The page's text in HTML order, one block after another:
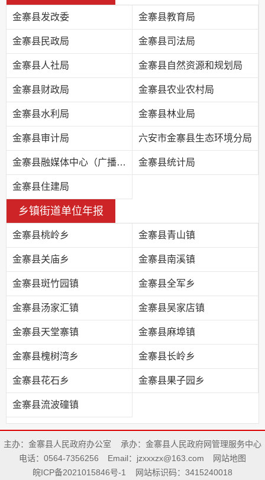
金寨县发改委 金寨县教育局
金寨县民政局 金寨县司法局
金寨县人社局 金寨县自然资源和规划局
金寨县财政局 金寨县农业农村局
金寨县水利局 金寨县林业局
金寨县审计局 六安市金寨县生态环境分局
金寨县融媒体中心（广播电视台） 金寨县统计局
金寨县住建局
乡镇街道单位年报
金寨县桃岭乡 金寨县青山镇
金寨县关庙乡 金寨县南溪镇
金寨县斑竹园镇 金寨县全军乡
金寨县汤家汇镇 金寨县吴家店镇
金寨县天堂寨镇 金寨县麻埠镇
金寨县槐树湾乡 金寨县长岭乡
金寨县花石乡 金寨县果子园乡
金寨县流波䃥镇
主办：金寨县人民政府办公室
承办：金寨县人民政府网管理服务中心
电话：0564-7356256
Email：jzxxxzx@163.com
网站地图
皖ICP备2021015846号-1
网站标识码：3415240018